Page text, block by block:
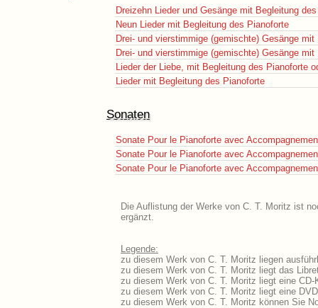
Dreizehn Lieder und Gesänge mit Begleitung
Neun Lieder mit Begleitung des Pianoforte
Drei- und vierstimmige (gemischte) Gesänge
Drei- und vierstimmige (gemischte) Gesänge
Lieder der Liebe, mit Begleitung des Pianoforte
Lieder mit Begleitung des Pianoforte
Sonaten
Sonate Pour le Pianoforte avec
Sonate Pour le Pianoforte avec
Sonate Pour le Pianoforte avec
Die Auflistung der Werke von C. T. Moritz ist
ergänzt.
Legende:
zu diesem Werk von C. T. Moritz liegen
zu diesem Werk von C. T. Moritz liegt das
zu diesem Werk von C. T. Moritz liegt eine CD-
zu diesem Werk von C. T. Moritz liegt eine
zu diesem Werk von C. T. Moritz können Sie